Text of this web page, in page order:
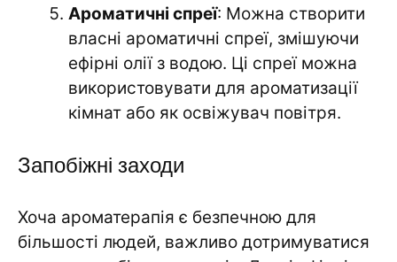
Ароматичні спреї: Можна створити
власні ароматичні спреї, змішуючи
ефірні олії з водою. Ці спреї можна
використовувати для ароматизації
кімнат або як освіжувач повітря.
Запобіжні заходи
Хоча ароматерапія є безпечною для
більшості людей, важливо дотримуватися